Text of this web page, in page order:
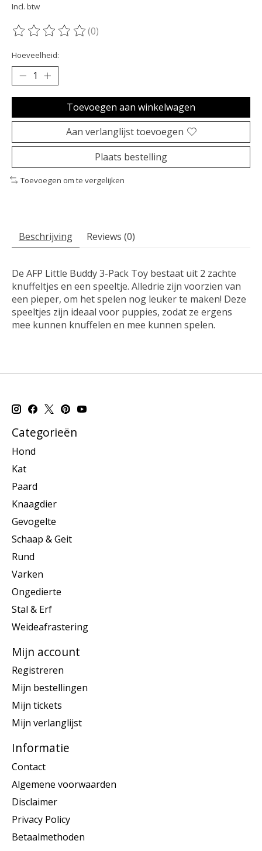
Incl. btw
De beoordeling van dit product is
(0)
Hoeveelheid:
Toevoegen aan winkelwagen
Aan verlanglijst toevoegen
Plaats bestelling
Toevoegen om te vergelijken
Beschrijving Reviews (0)
De AFP Little Buddy 3-Pack Toy bestaat uit 2 zachte
knuffeltjes en een speeltje. Alledrie zijn voorzien van
een pieper, om het spelen nog leuker te maken! Deze
speeltjes zijn ideaal voor puppies, zodat ze ergens
mee kunnen knuffelen en mee kunnen spelen.
Categorieën
Hond
Kat
Paard
Knaagdier
Gevogelte
Schaap & Geit
Rund
Varken
Ongedierte
Stal & Erf
Weideafrastering
Mijn account
Registreren
Mijn bestellingen
Mijn tickets
Mijn verlanglijst
Informatie
Contact
Algemene voorwaarden
Disclaimer
Privacy Policy
Betaalmethoden